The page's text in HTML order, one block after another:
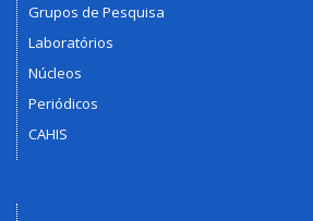
Grupos de Pesquisa
Laboratórios
Núcleos
Periódicos
CAHIS